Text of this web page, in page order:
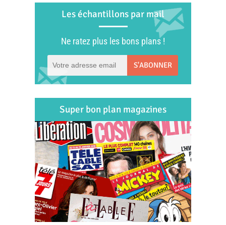
Les échantillons par mail
Ne ratez plus les bons plans !
S'ABONNER
Super bon plan magazines